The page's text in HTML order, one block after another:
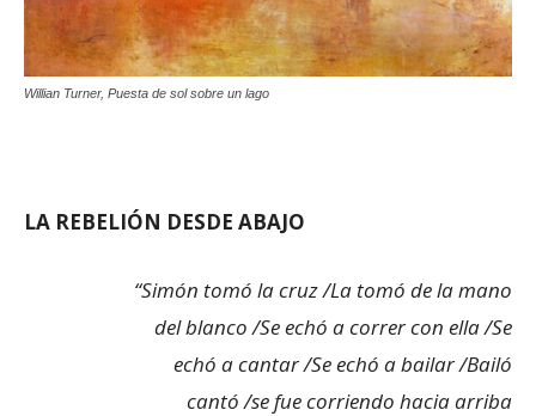
Willian Turner, Puesta de sol sobre un lago
LA REBELIÓN DESDE ABAJO
“Simón tomó la cruz /La tomó de la mano
del blanco /Se echó a correr con ella /Se
echó a cantar /Se echó a bailar /Bailó
cantó /se fue corriendo hacia arriba